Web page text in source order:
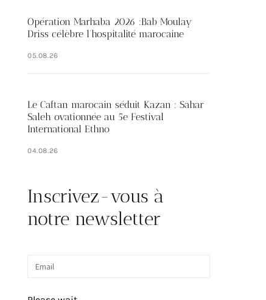
Opération Marhaba 2026 :Bab Moulay
Driss célèbre l’hospitalité marocaine
05.08.26
Le Caftan marocain séduit Kazan : Sahar
Saleh ovationnée au 5e Festival
International Ethno
04.08.26
Inscrivez-vous à
notre newsletter